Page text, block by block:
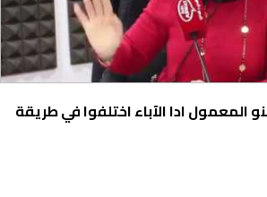
ادا الآباء اختلفوا في طريقة